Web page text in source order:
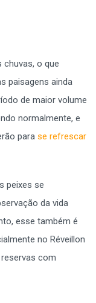
chuvas, o que
paisagens ainda
de maior volume
normalmente, e
para se refrescar
peixes se
da vida
esse também é
no Réveillon
com